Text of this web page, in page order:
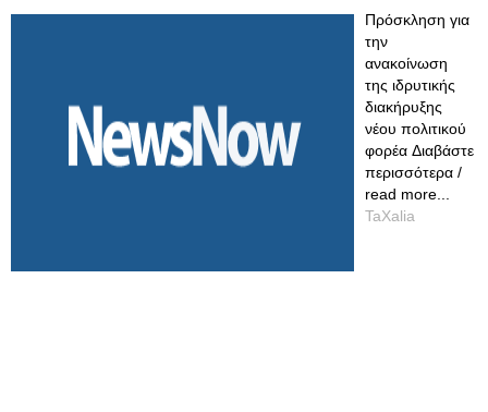
Πρόσκληση για
την
ανακοίνωση
της ιδρυτικής
διακήρυξης
νέου πολιτικού
φορέα Διαβάστε
περισσότερα /
read more...
TaXalia